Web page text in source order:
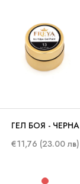
8 ml
ГЕЛ БОЯ - ЧЕРНА
€11,76 (23.00 лв)